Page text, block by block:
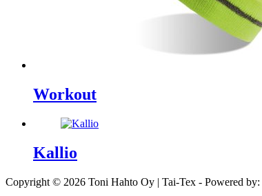
Workout
Kallio
Copyright © 2026 Toni Hahto Oy | Tai-Tex - Powered by: